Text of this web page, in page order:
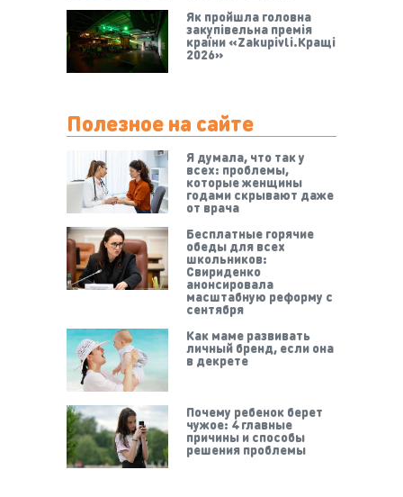
Як пройшла головна
закупівельна премія
країни «Zakupivli.Кращі
2026»
Полезное на сайте
Я думала, что так у
всех: проблемы,
которые женщины
годами скрывают даже
от врача
Бесплатные горячие
обеды для всех
школьников:
Свириденко
анонсировала
масштабную реформу с
сентября
Как маме развивать
личный бренд, если она
в декрете
Почему ребенок берет
чужое: 4 главные
причины и способы
решения проблемы